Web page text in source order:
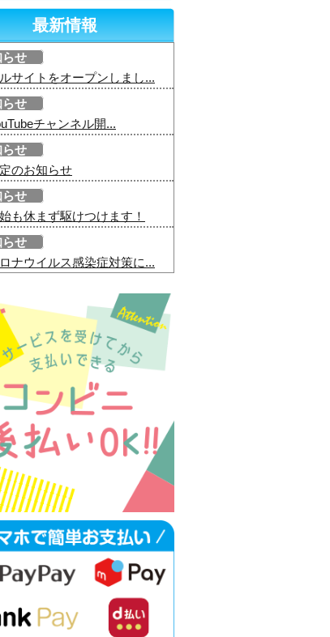
最新情報
らせ
サイトをオープンしまし...
らせ
チャンネル開...
らせ
のお知らせ
らせ
も休まず駆けつけます！
らせ
ナウイルス感染症対策に...